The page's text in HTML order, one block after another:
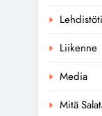
Liikenne
Media
Mitä